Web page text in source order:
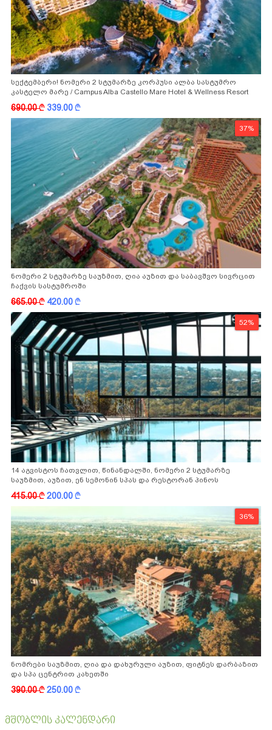
სექტემბერი! ნომერი 2 სტუმარზე კორპუსი ალბა სასტუმრო
კასტელო მარე / Campus Alba Castello Mare Hotel & Wellness Resort
690.00k 339.00k
37%
ნომერი 2 სტუმარზე საუზმით, ღია აუზით და საბავშვო სივრცით
ჩაქვის სასტუმროში
665.00k 420.00k
52%
14 აგვისტოს ჩათვლით, წინანდალში, ნომერი 2 სტუმარზე
საუზმით, აუზით, ენ სემონინ სპას და რესტორან პინოს
ფასდაკლებით
415.00k200.00k
36%
ნომრები საუზმით, ღია და დახურული აუზით, ფიტნეს დარბაზით
და სპა ცენტრით კახეთში
390.00k250.00k
მშობლის კალენდარი